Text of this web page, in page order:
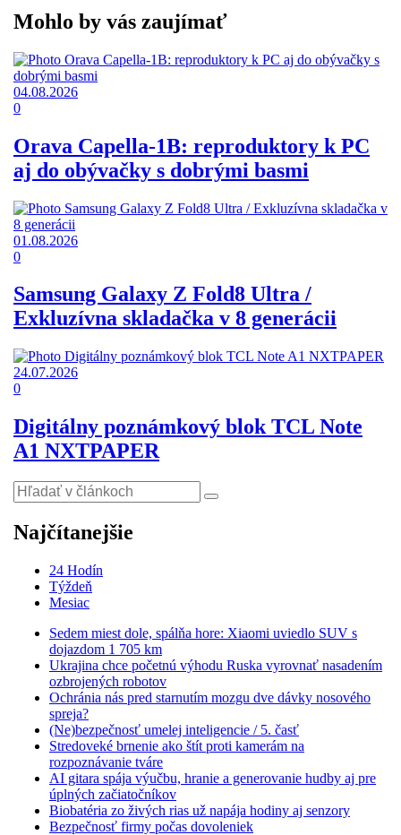
Mohlo by vás zaujímať
04.08.2026
0
Orava Capella-1B: reproduktory k PC
aj do obývačky s dobrými basmi
01.08.2026
0
Samsung Galaxy Z Fold8 Ultra /
Exkluzívna skladačka v 8 generácii
24.07.2026
0
Digitálny poznámkový blok TCL Note
A1 NXTPAPER
Najčítanejšie
24 Hodín
Týždeň
Mesiac
Sedem miest dole, spálňa hore: Xiaomi uviedlo SUV s
dojazdom 1 705 km
Ukrajina chce početnú výhodu Ruska vyrovnať nasadením
ozbrojených robotov
Ochránia nás pred starnutím mozgu dve dávky nosového
spreja?
(Ne)bezpečnosť umelej inteligencie / 5. časť
Stredoveké brnenie ako štít proti kamerám na
rozpoznávanie tváre
AI gitara spája výučbu, hranie a generovanie hudby aj pre
úplných začiatočníkov
Biobatéria zo živých rias už napája hodiny aj senzory
Bezpečnosť firmy počas dovoleniek